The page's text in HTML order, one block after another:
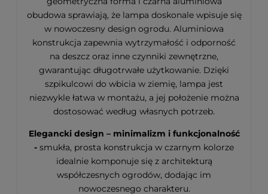
obudowa sprawiają, że lampa doskonale wpisuje się
w nowoczesny design ogrodu. Aluminiowa
konstrukcja zapewnia wytrzymałość i odporność
na deszcz oraz inne czynniki zewnętrzne,
gwarantując długotrwałe użytkowanie. Dzięki
szpikulcowi do wbicia w ziemię, lampa jest
niezwykle łatwa w montażu, a jej położenie można
dostosować według własnych potrzeb.
Elegancki design – minimalizm i funkcjonalność
- smukła, prosta konstrukcja w czarnym kolorze
idealnie komponuje się z architekturą
współczesnych ogrodów, dodając im
nowoczesnego charakteru.